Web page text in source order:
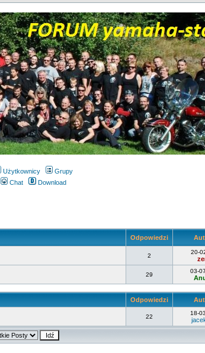
Użytkownicy
Grupy
Chat Download
Odpowiedzi
2
20-
29
03-
Odpowiedzi
22
18-